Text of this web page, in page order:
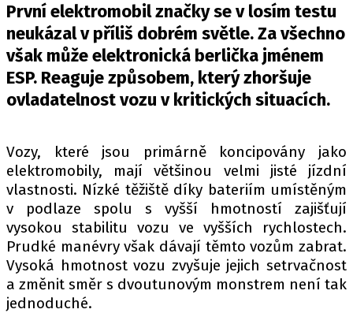
OSTATNÍ
TISKOVKY
ROZHOVORY
DAKAR
Z DOMOVA
MOTORSPORT
PIT LANE
ČEŠI V AKCI
FIA CEZ & POHÁRY
MEZINÁRODNÍ SCÉNA
První elektromobil značky se v losím testu
neukázal v příliš dobrém světle. Za všechno
však může elektronická berlička jménem
ESP. Reaguje způsobem, který zhoršuje
ovladatelnost vozu v kritických situacích.
Vozy, které jsou primárně koncipovány jako
elektromobily, mají většinou velmi jisté jízdní
vlastnosti. Nízké těžiště díky bateriím umístěným
v podlaze spolu s vyšší hmotností zajišťují
vysokou stabilitu vozu ve vyšších rychlostech.
Prudké manévry však dávají těmto vozům zabrat.
Vysoká hmotnost vozu zvyšuje jejich setrvačnost
a změnit směr s dvoutunovým monstrem není tak
jednoduché.